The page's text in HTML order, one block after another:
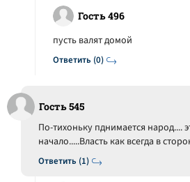
Гость 496
Ответить (0)
пусть валят домой
Гость 545
Ответить (1)
По-тихоньку пднимается народ....
начало.....Власть как всегда в